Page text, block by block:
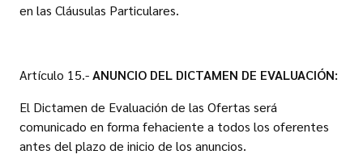
en las Cláusulas Particulares.
Artículo 15.-ANUNCIO DEL DICTAMEN DE EVALUACIÓN:
El Dictamen de Evaluación de las Ofertas será
comunicado en forma fehaciente a todos los oferentes
antes del plazo de inicio de los anuncios.